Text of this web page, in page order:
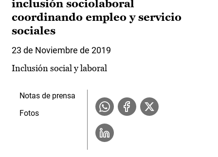
inclusión sociolaboral
coordinando empleo y servicio
sociales
23 de Noviembre de 2019
Inclusión social y laboral
Notas de prensa
Fotos